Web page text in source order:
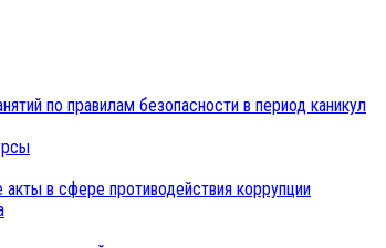
по правилам безопасности в период каникул
в сфере противодействия коррупции